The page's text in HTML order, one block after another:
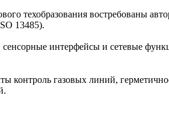
техобразования востребованы
13485).
интерфейсы и сетевые
контроль газовых линий,